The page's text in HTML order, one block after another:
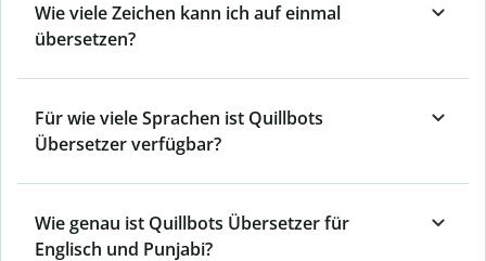
Wie viele Zeichen kann ich auf einmal
übersetzen?
Für wie viele Sprachen ist Quillbots
Übersetzer verfügbar?
Wie genau ist Quillbots Übersetzer für
Englisch und Punjabi?